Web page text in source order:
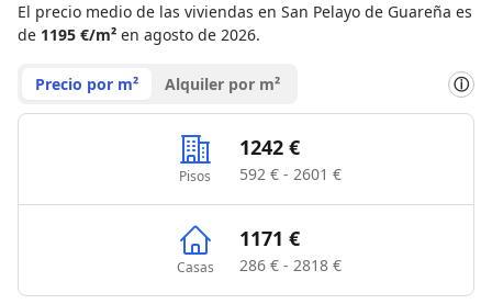
El precio medio de las viviendas en San Pelayo de Guareña es
de 1195 €/m² en agosto de 2026.
Precio por m² Alquiler por m² ⓘ
Pisos
1242 €
592 € - 2601 €
Casas
1171 €
286 € - 2818 €